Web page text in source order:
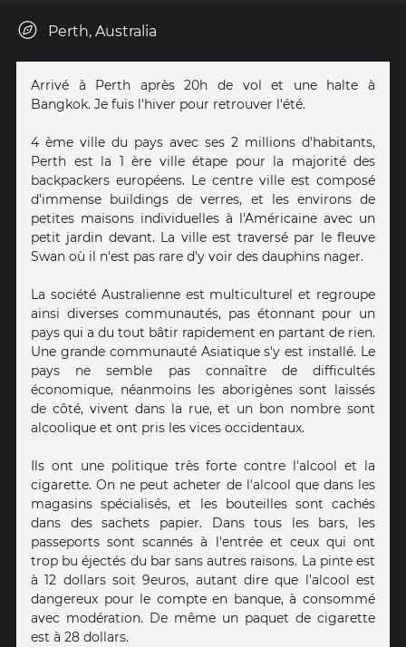
Perth, Australia
Arrivé à Perth après 20h de vol et une halte à
Bangkok. Je fuis l'hiver pour retrouver l'été.
4 ème ville du pays avec ses 2 millions d'habitants,
Perth est la 1 ère ville étape pour la majorité des
backpackers européens. Le centre ville est composé
d'immense buildings de verres, et les environs de
petites maisons individuelles à l'Américaine avec un
petit jardin devant. La ville est traversé par le fleuve
Swan où il n'est pas rare d'y voir des dauphins nager.
La société Australienne est multiculturel et regroupe
ainsi diverses communautés, pas étonnant pour un
pays qui a du tout bâtir rapidement en partant de rien.
Une grande communauté Asiatique s'y est installé. Le
pays ne semble pas connaître de difficultés
économique, néanmoins les aborigènes sont laissés
de côté, vivent dans la rue, et un bon nombre sont
alcoolique et ont pris les vices occidentaux.
Ils ont une politique très forte contre l'alcool et la
cigarette. On ne peut acheter de l'alcool que dans les
magasins spécialisés, et les bouteilles sont cachés
dans des sachets papier. Dans tous les bars, les
passeports sont scannés à l'entrée et ceux qui ont
trop bu éjectés du bar sans autres raisons. La pinte est
à 12 dollars soit 9euros, autant dire que l'alcool est
dangereux pour le compte en banque, à consommé
avec modération. De même un paquet de cigarette
est à 28 dollars.